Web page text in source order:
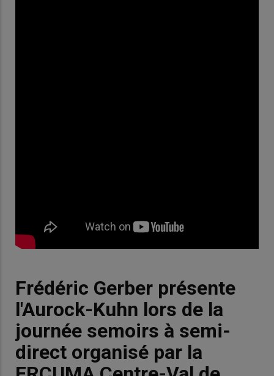
Frédéric Gerber présente
l'Aurock-Kuhn lors de la
journée semoirs à semi-
direct organisé par la